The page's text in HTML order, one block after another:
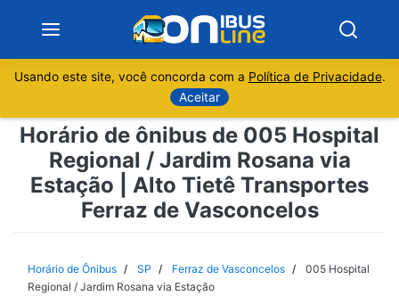
Sobre
Minas Gerais
Rio de Janeiro
Usando este site, você concorda com a Política de Privacidade.
Aceitar
Horário de ônibus de 005 Hospital
Regional / Jardim Rosana via
Estação | Alto Tietê Transportes
Ferraz de Vasconcelos
Horário de Ônibus SP Ferraz de Vasconcelos
005 Hospital
Regional / Jardim Rosana via Estação